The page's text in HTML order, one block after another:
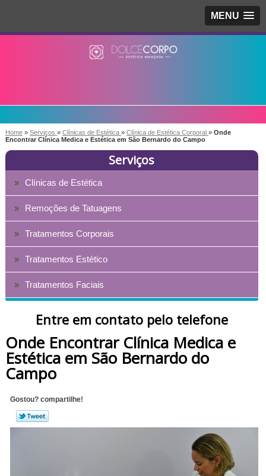
MENU
Home » Serviços » Clínicas de Estética » Clínica de Estética Corporal » Onde
Encontrar Clínica Medica e Estética em São Bernardo do Campo
Serviços
Clínicas de Estética
Remoções de Tatuagens
Tratamentos Corporais
Tratamentos Estético
Tratamentos Faciais
Entre em contato pelo telefone
Onde Encontrar Clínica Medica e
Estética em São Bernardo do
Campo
Gostou? compartilhe!